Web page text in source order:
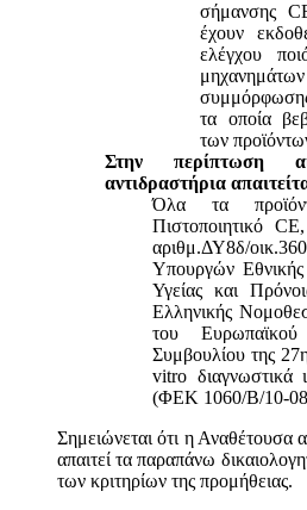
σήμανσης
έχουν
ελέγχου
τα οποία
των
Στην περίπτωση
αντιδραστήρια
Όλα τα
Πιστοποιητικό
αριθμ.ΔΥ8δ/
Υπουργών Εθνικής
Υγείας και
Ελληνικής
του
Συμβουλίου της
vitro διαγνωστικά
(ΦΕΚ 1060/Β/10-
Σημειώνεται ότι η Αναθέτουσα
απαιτεί τα παραπάνω
των κριτηρίων της προμήθειας.